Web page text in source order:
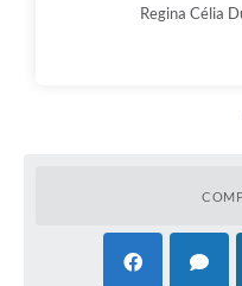
Regina Célia